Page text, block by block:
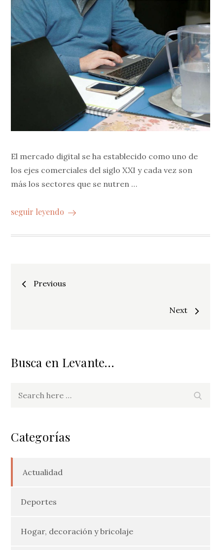
El mercado digital se ha establecido como uno de
los ejes comerciales del siglo XXI y cada vez son
más los sectores que se nutren …
seguir leyendo
Navegación
Previous
Next
Busca en Levante…
Categorías
Actualidad
Deportes
Hogar, decoración y bricolaje